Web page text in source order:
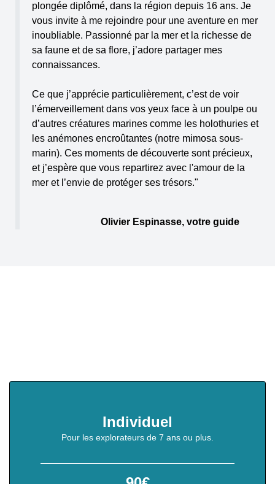
plongée diplômé, dans la région depuis 16 ans. Je
vous invite à me rejoindre pour une aventure en mer
inoubliable. Passionné par la mer et la richesse de
sa faune et de sa flore, j’adore partager mes
connaissances.
Ce que j’apprécie particulièrement, c’est de voir
l’émerveillement dans vos yeux face à un poulpe ou
d’autres créatures marines comme les holothuries et
les anémones encroûtantes (notre mimosa sous-
marin). Ces moments de découverte sont précieux,
et j’espère que vous repartirez avec l'amour de la
mer et l’envie de protéger ses trésors."
                            Olivier Espinasse, votre guide
Individuel
Pour les explorateurs de 7 ans ou plus.